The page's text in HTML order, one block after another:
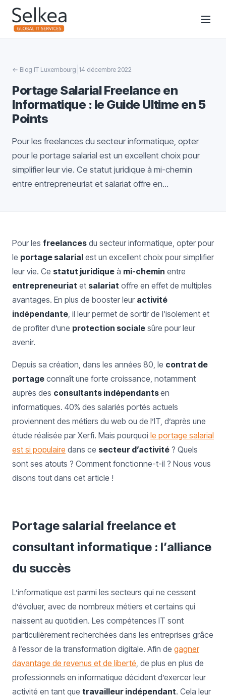
← Blog IT Luxembourg 14 décembre 2022
Portage Salarial Freelance en
Informatique : le Guide Ultime en 5
Points
Pour les freelances du secteur informatique, opter
pour le portage salarial est un excellent choix pour
simplifier leur vie. Ce statut juridique à mi-chemin
entre entrepreneuriat et salariat offre en...
Pour les freelances du secteur informatique, opter pour
le portage salarial est un excellent choix pour simplifier
leur vie. Ce statut juridique à mi-chemin entre
entrepreneuriat et salariat offre en effet de multiples
avantages. En plus de booster leur activité
indépendante, il leur permet de sortir de l’isolement et
de profiter d’une protection sociale sûre pour leur
avenir.
Depuis sa création, dans les années 80, le contrat de
portage connaît une forte croissance, notamment
auprès des consultants indépendantsen
informatiques. 40% des salariés portés actuels
proviennent des métiers du web ou de l’IT, d’après une
étude réalisée par Xerfi. Mais pourquoi le portage salarial
est si populaire dans ce secteur d’activité ? Quels
sont ses atouts ? Comment fonctionne-t-il ? Nous vous
disons tout dans cet article !
Portage salarial freelance et
consultant informatique : l’alliance
du succès
L’informatique est parmi les secteurs qui ne cessent
d’évoluer, avec de nombreux métiers et certains qui
naissent au quotidien. Les compétences IT sont
particulièrement recherchées dans les entreprises grâce
à l’essor de la transformation digitale. Afin de gagner
davantage de revenus et de liberté, de plus en plus de
professionnels en informatique décident d’exercer leur
activité en tant que travailleur indépendant. Cela leur